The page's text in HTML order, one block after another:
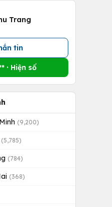
Trang
tin
· Hiện số
(9,200)
(5,785)
(784)
(368)